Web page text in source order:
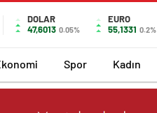
DOLAR
47,6013 0.05%
EURO
55,1331 0.2%
Spor Kadın